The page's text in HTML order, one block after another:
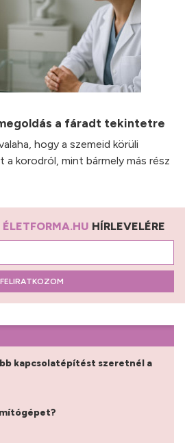
a fáradt tekintetre
hogy a szemeid körüli
korodról, mint bármely más rész
ÉLETFORMA.HU HÍRLEVELÉRE
FELIRATKOZOM
kapcsolatépítést szeretnél a